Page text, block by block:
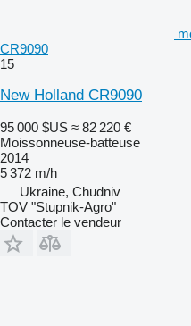
CR9090
15
New Holland CR9090
95 000 $US ≈ 82 220 €
Moissonneuse-batteuse
2014
5 372 m/h
Ukraine, Chudniv
TOV "Stupnik-Agro"
Contacter le vendeur